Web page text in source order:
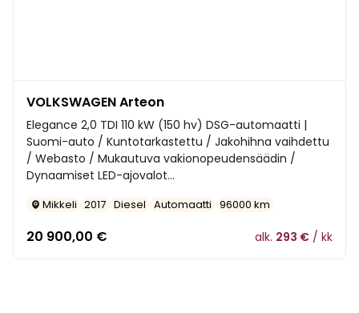
VOLKSWAGEN Arteon
Elegance 2,0 TDI 110 kW (150 hv) DSG-automaatti |
Suomi-auto / Kuntotarkastettu / Jakohihna vaihdettu
/ Webasto / Mukautuva vakionopeudensäädin /
Dynaamiset LED-ajovalot...
Mikkeli 2017 Diesel Automaatti 96000 km
20 900,00 € alk. 293 € / kk